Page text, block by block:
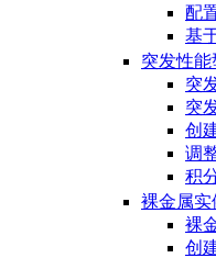
配
基
突发性能
突
突
创
调
积
裸金属实
裸
创